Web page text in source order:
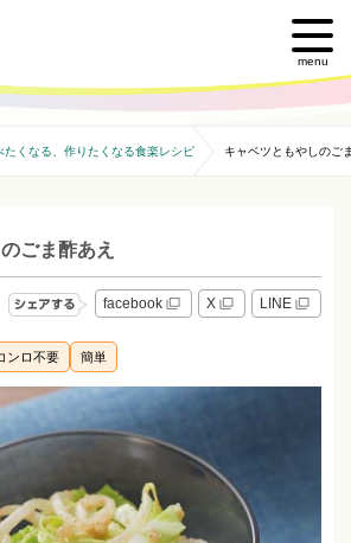
menu
たくなる、作りたくなる食楽レシピ キャベツともやしのご
ごま酢あえ
facebook X LINE
ンロ不要 簡単